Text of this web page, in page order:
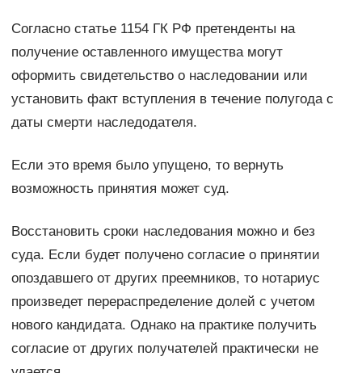
Согласно статье 1154 ГК РФ претенденты на
получение оставленного имущества могут
оформить свидетельство о наследовании или
установить факт вступления в течение полугода с
даты смерти наследодателя.
Если это время было упущено, то вернуть
возможность принятия может суд.
Восстановить сроки наследования можно и без
суда. Если будет получено согласие о принятии
опоздавшего от других преемников, то нотариус
произведет перераспределение долей с учетом
нового кандидата. Однако на практике получить
согласие от других получателей практически не